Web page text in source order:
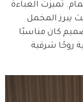
تميزت العباءة
يبرز المخمل
كان مناسبًا
روحًا شرقية